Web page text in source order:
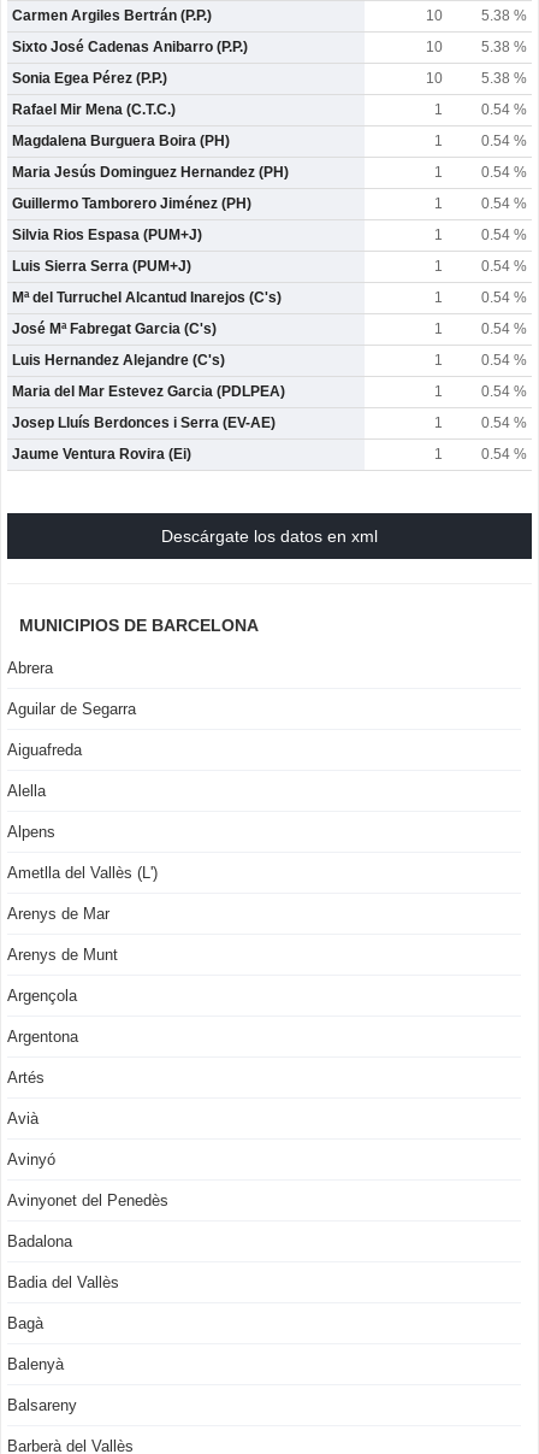
Carmen Argiles Bertrán (P.P.)
10
5.38 %
Sixto José Cadenas Anibarro (P.P.)
10
5.38 %
Sonia Egea Pérez (P.P.)
10
5.38 %
Rafael Mir Mena (C.T.C.)
1
0.54 %
Magdalena Burguera Boira (PH)
1
0.54 %
Maria Jesús Dominguez Hernandez (PH)
1
0.54 %
Guillermo Tamborero Jiménez (PH)
1
0.54 %
Silvia Rios Espasa (PUM+J)
1
0.54 %
Luis Sierra Serra (PUM+J)
1
0.54 %
Mª del Turruchel Alcantud Inarejos (C's)
1
0.54 %
José Mª Fabregat Garcia (C's)
1
0.54 %
Luis Hernandez Alejandre (C's)
1
0.54 %
Maria del Mar Estevez Garcia (PDLPEA)
1
0.54 %
Josep Lluís Berdonces i Serra (EV-AE)
1
0.54 %
Jaume Ventura Rovira (Ei)
1 0.54 %
Descárgate los datos en xml
MUNICIPIOS DE BARCELONA
Abrera
Aguilar de Segarra
Aiguafreda
Alella
Alpens
Ametlla del Vallès (L')
Arenys de Mar
Arenys de Munt
Argençola
Argentona
Artés
Avià
Avinyó
Avinyonet del Penedès
Badalona
Badia del Vallès
Bagà
Balenyà
Balsareny
Barberà del Vallès